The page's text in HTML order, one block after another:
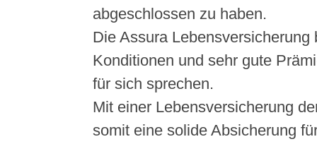
abgeschlossen zu haben.
Die Assura Lebensversicherung
Konditionen und sehr gute
für sich sprechen.
Mit einer Lebensversicherung
somit eine solide Absicherung